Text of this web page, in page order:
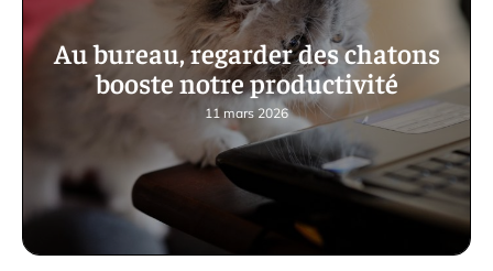
Au bureau, regarder des chatons
booste notre productivité
11 mars 2026